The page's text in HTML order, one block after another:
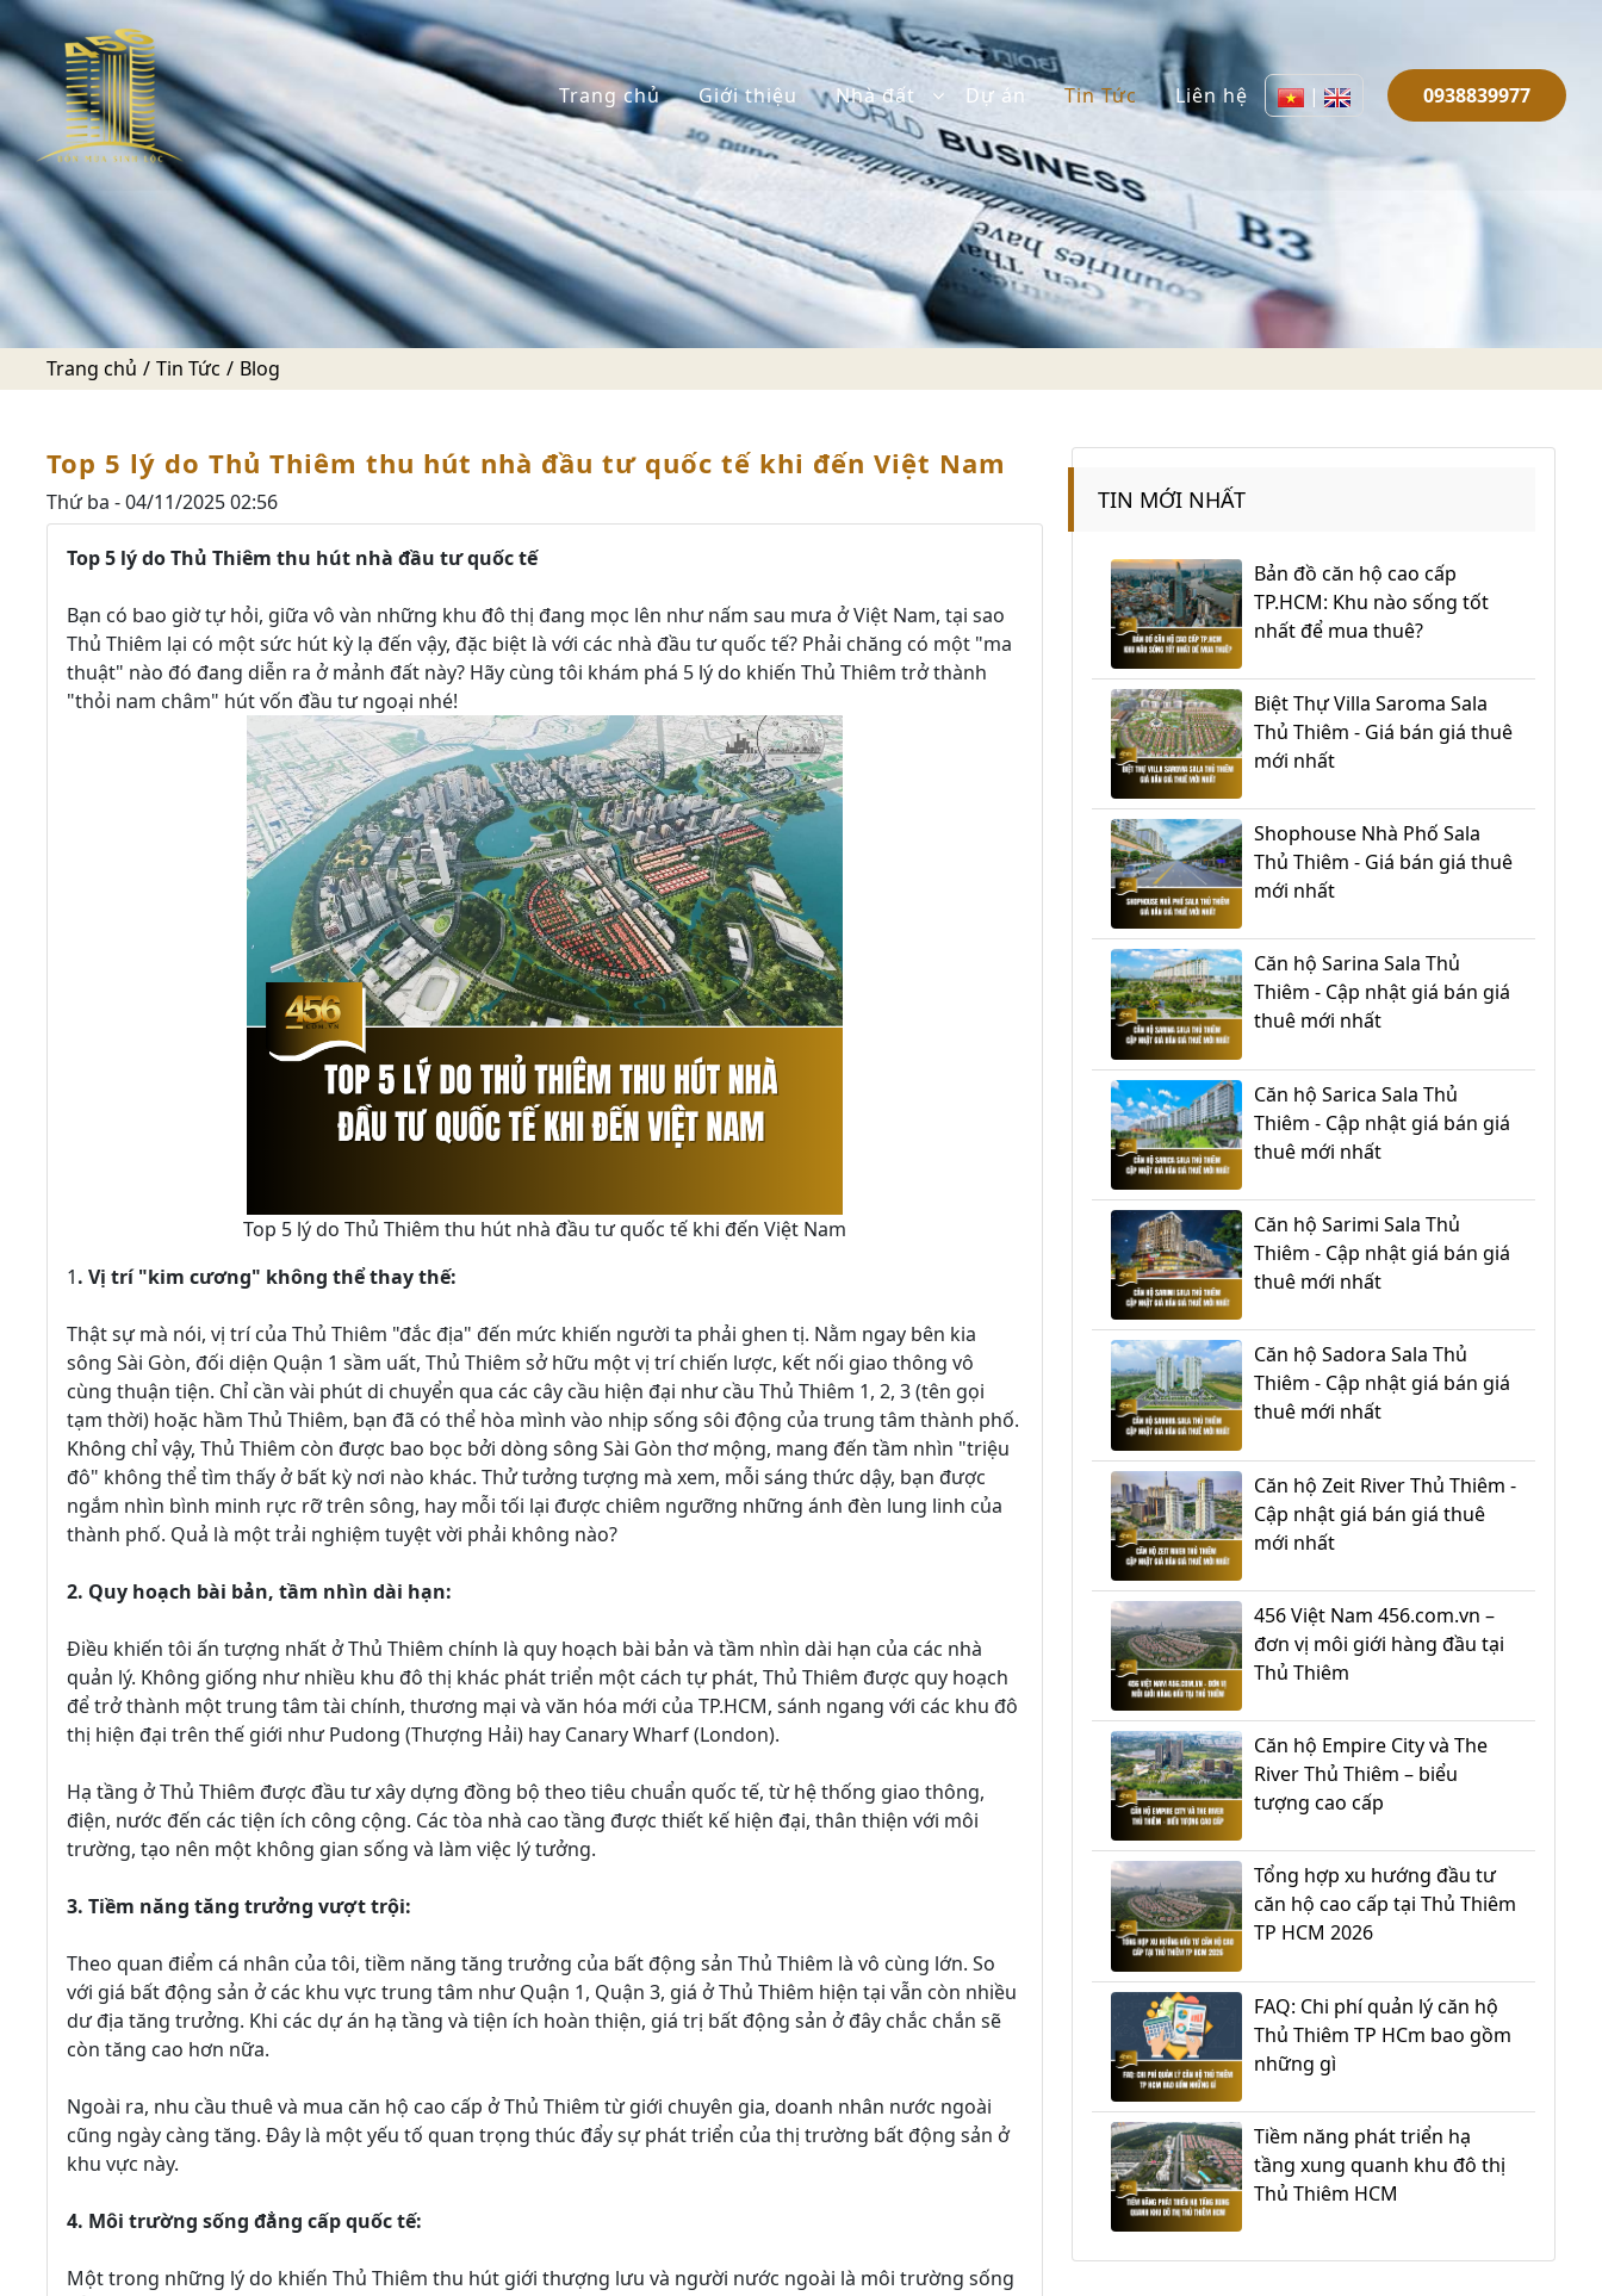
Trang chủ Giới thiệu Nhà đất Dự án Tin Tức Liên hệ | 0938839977
Trang chủ Tin Tức Blog
Top 5 lý do Thủ Thiêm thu hút nhà đầu tư quốc tế khi đến Việt Nam
Thứ ba - 04/11/2025 02:56
Top 5 lý do Thủ Thiêm thu hút nhà đầu tư quốc tế
Bạn có bao giờ tự hỏi, giữa vô vàn những khu đô thị đang mọc lên như nấm sau mưa ở Việt Nam, tại sao
Thủ Thiêm lại có một sức hút kỳ lạ đến vậy, đặc biệt là với các nhà đầu tư quốc tế? Phải chăng có một "ma
thuật" nào đó đang diễn ra ở mảnh đất này? Hãy cùng tôi khám phá 5 lý do khiến Thủ Thiêm trở thành
"thỏi nam châm" hút vốn đầu tư ngoại nhé!
Top 5 lý do Thủ Thiêm thu hút nhà đầu tư quốc tế khi đến Việt Nam
1. Vị trí "kim cương" không thể thay thế:
Thật sự mà nói, vị trí của Thủ Thiêm "đắc địa" đến mức khiến người ta phải ghen tị. Nằm ngay bên kia
sông Sài Gòn, đối diện Quận 1 sầm uất, Thủ Thiêm sở hữu một vị trí chiến lược, kết nối giao thông vô
cùng thuận tiện. Chỉ cần vài phút di chuyển qua các cây cầu hiện đại như cầu Thủ Thiêm 1, 2, 3 (tên gọi
tạm thời) hoặc hầm Thủ Thiêm, bạn đã có thể hòa mình vào nhịp sống sôi động của trung tâm thành phố.
Không chỉ vậy, Thủ Thiêm còn được bao bọc bởi dòng sông Sài Gòn thơ mộng, mang đến tầm nhìn "triệu
đô" không thể tìm thấy ở bất kỳ nơi nào khác. Thử tưởng tượng mà xem, mỗi sáng thức dậy, bạn được
ngắm nhìn bình minh rực rỡ trên sông, hay mỗi tối lại được chiêm ngưỡng những ánh đèn lung linh của
thành phố. Quả là một trải nghiệm tuyệt vời phải không nào?
2. Quy hoạch bài bản, tầm nhìn dài hạn:
Điều khiến tôi ấn tượng nhất ở Thủ Thiêm chính là quy hoạch bài bản và tầm nhìn dài hạn của các nhà
quản lý. Không giống như nhiều khu đô thị khác phát triển một cách tự phát, Thủ Thiêm được quy hoạch
để trở thành một trung tâm tài chính, thương mại và văn hóa mới của TP.HCM, sánh ngang với các khu đô
thị hiện đại trên thế giới như Pudong (Thượng Hải) hay Canary Wharf (London).
Hạ tầng ở Thủ Thiêm được đầu tư xây dựng đồng bộ theo tiêu chuẩn quốc tế, từ hệ thống giao thông,
điện, nước đến các tiện ích công cộng. Các tòa nhà cao tầng được thiết kế hiện đại, thân thiện với môi
trường, tạo nên một không gian sống và làm việc lý tưởng.
3. Tiềm năng tăng trưởng vượt trội:
Theo quan điểm cá nhân của tôi, tiềm năng tăng trưởng của bất động sản Thủ Thiêm là vô cùng lớn. So
với giá bất động sản ở các khu vực trung tâm như Quận 1, Quận 3, giá ở Thủ Thiêm hiện tại vẫn còn nhiều
dư địa tăng trưởng. Khi các dự án hạ tầng và tiện ích hoàn thiện, giá trị bất động sản ở đây chắc chắn sẽ
còn tăng cao hơn nữa.
Ngoài ra, nhu cầu thuê và mua căn hộ cao cấp ở Thủ Thiêm từ giới chuyên gia, doanh nhân nước ngoài
cũng ngày càng tăng. Đây là một yếu tố quan trọng thúc đẩy sự phát triển của thị trường bất động sản ở
khu vực này.
4. Môi trường sống đẳng cấp quốc tế:
Một trong những lý do khiến Thủ Thiêm thu hút giới thượng lưu và người nước ngoài là môi trường sống
TIN MỚI NHẤT
Bản đồ căn hộ cao cấp
TP.HCM: Khu nào sống tốt
nhất để mua thuê?
Biệt Thự Villa Saroma Sala
Thủ Thiêm - Giá bán giá thuê
mới nhất
Shophouse Nhà Phố Sala
Thủ Thiêm - Giá bán giá thuê
mới nhất
Căn hộ Sarina Sala Thủ
Thiêm - Cập nhật giá bán giá
thuê mới nhất
Căn hộ Sarica Sala Thủ
Thiêm - Cập nhật giá bán giá
thuê mới nhất
Căn hộ Sarimi Sala Thủ
Thiêm - Cập nhật giá bán giá
thuê mới nhất
Căn hộ Sadora Sala Thủ
Thiêm - Cập nhật giá bán giá
thuê mới nhất
Căn hộ Zeit River Thủ Thiêm -
Cập nhật giá bán giá thuê
mới nhất
456 Việt Nam 456.com.vn –
đơn vị môi giới hàng đầu tại
Thủ Thiêm
Căn hộ Empire City và The
River Thủ Thiêm – biểu
tượng cao cấp
Tổng hợp xu hướng đầu tư
căn hộ cao cấp tại Thủ Thiêm
TP HCM 2026
FAQ: Chi phí quản lý căn hộ
Thủ Thiêm TP HCm bao gồm
những gì
Tiềm năng phát triển hạ
tầng xung quanh khu đô thị
Thủ Thiêm HCM